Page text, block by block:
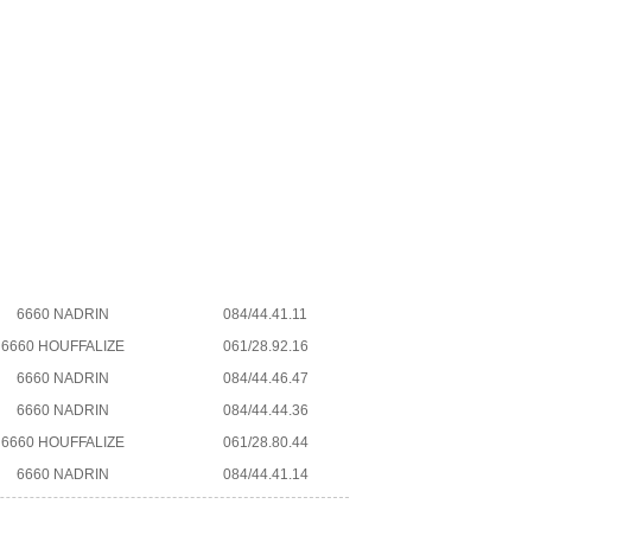
6660 NADRIN
084/44.41.11
6660 HOUFFALIZE
061/28.92.16
6660 NADRIN
084/44.46.47
6660 NADRIN
084/44.44.36
6660 HOUFFALIZE
061/28.80.44
6660 NADRIN 084/44.41.14